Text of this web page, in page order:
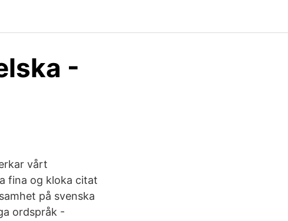
-
vårt
fina og kloka citat
på svenska
ordspråk -